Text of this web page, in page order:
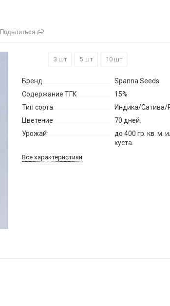
Поделиться
3 шт 5 шт 10 шт
Бренд
Spanna Seeds
Содержание ТГК
15%
Тип сорта
Индика/Сатива/
Цветение
70 дней.
Урожай
до 400 гр. кв. м.
куста.
Все характеристики